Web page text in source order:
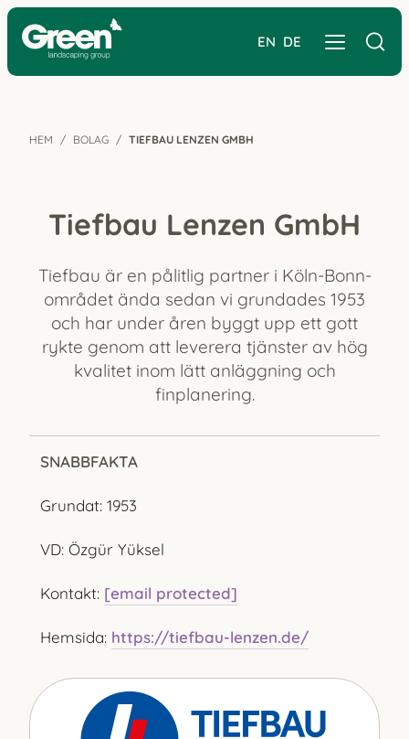
EN DE
HEM BOLAG TIEFBAU LENZEN GMBH
Tiefbau Lenzen GmbH
Tiefbau är en pålitlig partner i Köln-Bonn-
området ända sedan vi grundades 1953
och har under åren byggt upp ett gott
rykte genom att leverera tjänster av hög
kvalitet inom lätt anläggning och
finplanering.
SNABBFAKTA
Grundat: 1953
VD: Özgür Yüksel
Kontakt: [email protected]
Hemsida: https://tiefbau-lenzen.de/